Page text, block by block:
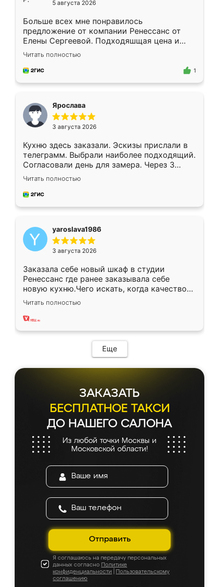
5 августа 2026
Больше всех мне понравилось
предложение от компании Ренессанс от
Елены Сергеевой. Подходяшщая цена и
короткие сроки изготовления. Приехавший
для замера сотрудник Владислав
предложил по моему эскизу самый
Читать полностью
1
Ярослава
3 августа 2026
Кухню здесь заказали. Эскизы прислали в
телеграмм. Выбрали наиболее подходящий.
Согласовали день для замера. Через 3
недели кухня была уже готова. Остались
довольны работой. Спасибо Ренессанс
мебель за качественную работу!
Читать полностью
yaroslava1986
3 августа 2026
Заказала себе новый шкаф в студии
Ренессанс где ранее заказывала себе
новую кухню.Чего искать, когда качеством
вполне довольна. Служит кухня уже почти
два года, нареканий нет.
Читать полностью
Еще
ЗАКАЗАТЬ
БЕСПЛАТНОЕ ТАКСИ
ДО НАШЕГО САЛОНА
Из любой точки Москвы и
Московской области!
Отправить
Я соглашаюсь на передачу персональных
данных согласно Политике
конфиденциальности
Пользовательскому
соглашению